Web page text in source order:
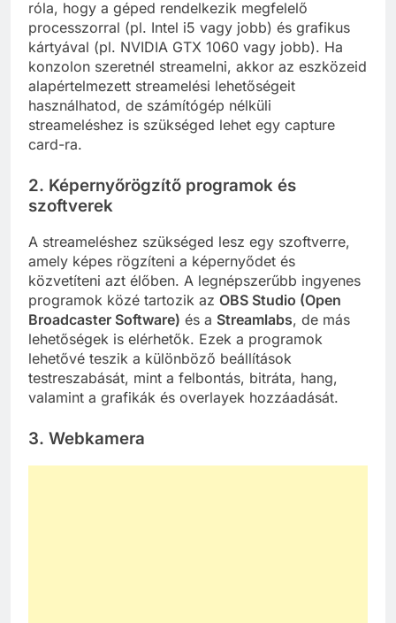
róla, hogy a géped rendelkezik megfelelő
processzorral (pl. Intel i5 vagy jobb) és grafikus
kártyával (pl. NVIDIA GTX 1060 vagy jobb). Ha
konzolon szeretnél streamelni, akkor az eszközeid
alapértelmezett streamelési lehetőségeit
használhatod, de számítógép nélküli
streameléshez is szükséged lehet egy capture
card-ra.
2. Képernyőrögzítő programok és
szoftverek
A streameléshez szükséged lesz egy szoftverre,
amely képes rögzíteni a képernyődet és
közvetíteni azt élőben. A legnépszerűbb ingyenes
programok közé tartozik az OBS Studio (Open
Broadcaster Software) és a Streamlabs, de más
lehetőségek is elérhetők. Ezek a programok
lehetővé teszik a különböző beállítások
testreszabását, mint a felbontás, bitráta, hang,
valamint a grafikák és overlayek hozzáadását.
3. Webkamera